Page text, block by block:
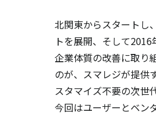
北関東からスタートし
トを展開、そして
企業体質の改善に取り
のが、スマレジが提供
スタマイズ不要の次世
今回はユーザーとベン